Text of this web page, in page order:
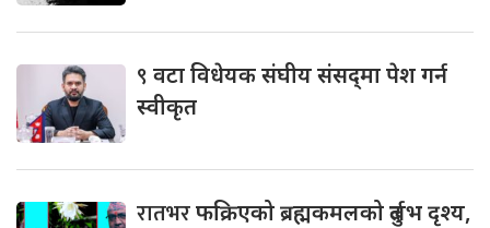
९ वटा विधेयक संघीय संसद्‌मा पेश गर्न
स्वीकृत
रातभरफक्रिएको ब्रह्मकमलको दुर्लभ दृश्य,